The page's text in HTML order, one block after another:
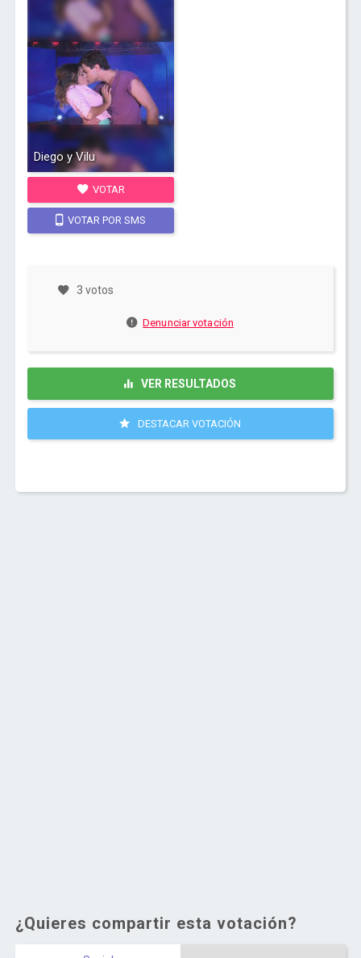
Diego y Vilu
VOTAR
VOTAR POR SMS
3 votos
Denunciar votación
VER RESULTADOS
DESTACAR VOTACIÓN
¿Quieres compartir esta votación?